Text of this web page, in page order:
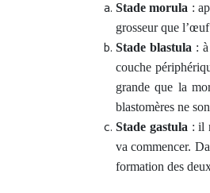
Stade morula :
grosseur que
Stade blastula :
couche
grande que la
blastomères ne
Stade gastula : il
va commencer.
formation des